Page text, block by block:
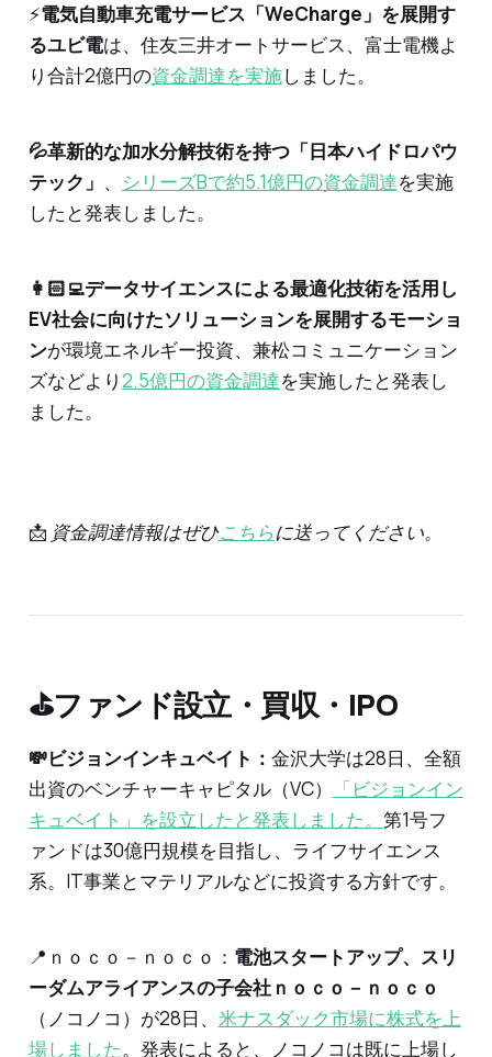
⚡電気自動車充電サービス「WeCharge」を展開す
るユビ電は、住友三井オートサービス、富士電機よ
り合計2億円の資金調達を実施しました。
💦革新的な加水分解技術を持つ「日本ハイドロパウ
テック」 、 シリーズBで約5.1億円の資金調達を実施
したと発表しました。
👩🏻‍💻データサイエンスによる最適化技術を活用し
EV社会に向けたソリューションを展開するモーショ
ンが環境エネルギー投資、兼松コミュニケーション
ズなどより2.5億円の資金調達を実施したと発表し
ました。
📩 資金調達情報はぜひこちらに送ってください。
‌⛳️ファンド設立・買収・IPO
💸ビジョンインキュベイト： 金沢大学は28日、全額
出資のベンチャーキャピタル（VC）
「ビジョンイン
キュベイト」を設立したと発表しました。 第1号フ
ァンドは30億円規模を目指し、ライフサイエンス
系。IT事業とマテリアルなどに投資する方針です。
📍ｎｏｃｏ－ｎｏｃｏ： 電池スタートアップ、スリ
ーダムアライアンスの子会社ｎｏｃｏ－ｎｏｃｏ
（ノコノコ）が28日、 米ナスダック市場に株式を上
場しました。発表によると、ノコノコは既に上場し